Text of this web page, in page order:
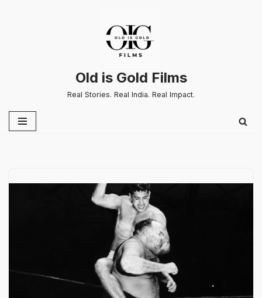
Old is Gold Films
Real Stories. Real India. Real Impact.